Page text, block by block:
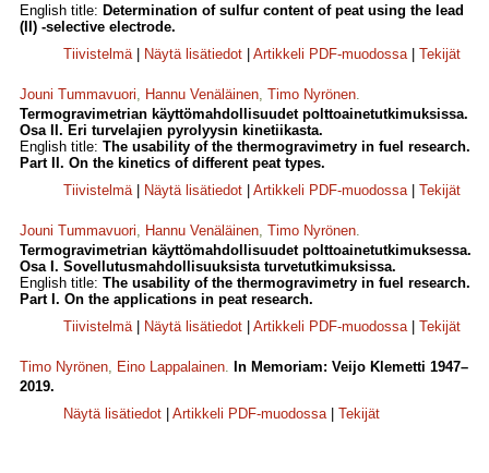
English title: Determination of sulfur content of peat using the lead
(II) -selective electrode.
Tiivistelmä| Näytä lisätiedot Artikkeli PDF-muodossa| Tekijät
Jouni Tummavuori, Hannu Venäläinen, Timo Nyrönen.
Termogravimetrian käyttömahdollisuudet polttoainetutkimuksissa.
Osa II. Eri turvelajien pyrolyysin kinetiikasta.
English title: The usability of the thermogravimetry in fuel research.
Part II. On the kinetics of different peat types.
Tiivistelmä| Näytä lisätiedot Artikkeli PDF-muodossa| Tekijät
Jouni Tummavuori, Hannu Venäläinen, Timo Nyrönen.
Termogravimetrian käyttömahdollisuudet polttoainetutkimuksessa.
Osa I. Sovellutusmahdollisuuksista turvetutkimuksissa.
English title: The usability of the thermogravimetry in fuel research.
Part I. On the applications in peat research.
Tiivistelmä| Näytä lisätiedot Artikkeli PDF-muodossa| Tekijät
Timo Nyrönen, Eino Lappalainen. In Memoriam: Veijo Klemetti 1947–
2019.
Näytä lisätiedot
Artikkeli PDF-muodossa| Tekijät